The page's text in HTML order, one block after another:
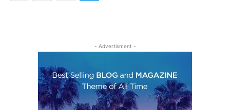
- Advertisment -